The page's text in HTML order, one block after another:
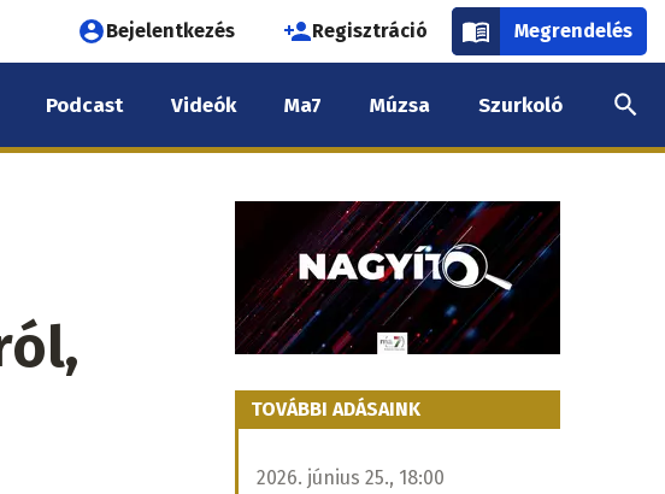
Felhasználói
fiók
menüje
Bejelentkezés Regisztráció Megrendelés
Podcast Videók Ma7 Múzsa Szurkoló
TOVÁBBI ADÁSAINK
2026. június 25., 18:00